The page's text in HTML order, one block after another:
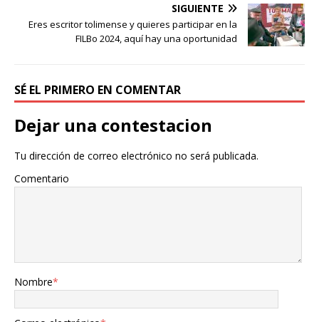
SIGUIENTE
Eres escritor tolimense y quieres participar en la
FILBo 2024, aquí hay una oportunidad
SÉ EL PRIMERO EN COMENTAR
Dejar una contestacion
Tu dirección de correo electrónico no será publicada.
Comentario
Nombre*